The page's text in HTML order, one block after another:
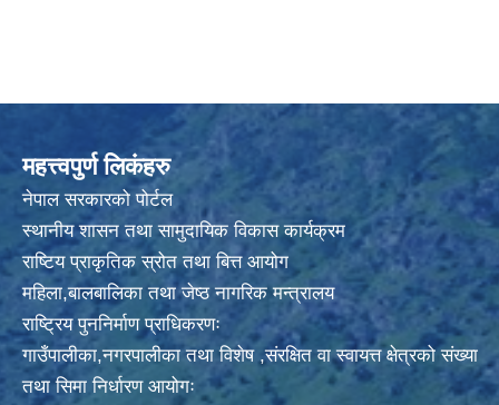
महत्त्वपुर्ण लिकंहरु
नेपाल सरकारको पोर्टल
स्थानीय शासन तथा सामुदायिक विकास कार्यक्रम
राष्टिय प्राकृतिक स्रोत तथा बित्त आयोग
महिला,बालबालिका तथा जेष्ठ नागरिक मन्त्रालय
राष्ट्रिय पुननिर्माण प्राधिकरणः
गाउँपालीका,नगरपालीका तथा विशेष ,संरक्षित वा स्वायत्त क्षेत्रको संख्या
तथा सिमा निर्धारण आयोगः